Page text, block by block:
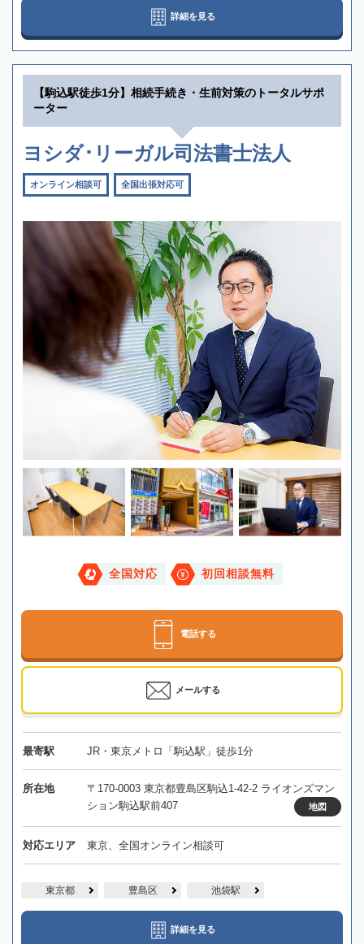
詳細を見る
【駒込駅徒歩1分】相続手続き・生前対策のトータルサポ
ーター
ヨシダ･リーガル司法書士法人
オンライン相談可 全国出張対応可
全国対応 初回相談無料
電話する
メールする
最寄駅 JR・東京メトロ「駒込駅」徒歩1分
所在地
〒170-0003 東京都豊島区駒込1-42-2 ライオンズマン
ション駒込駅前407
地図
対応エリア 東京、全国オンライン相談可
東京都 豊島区 池袋駅
詳細を見る